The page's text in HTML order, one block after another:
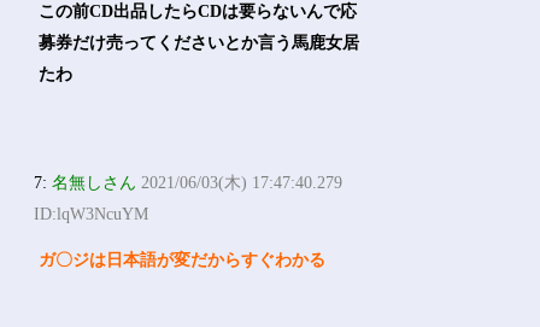
この前CD出品したらCDは要らないんで応
募券だけ売ってくださいとか言う馬鹿女居
たわ
7:名無しさん 2021/06/03(木) 17:47:40.279
ID:lqW3NcuYM
ガ〇ジは日本語が変だからすぐわかる